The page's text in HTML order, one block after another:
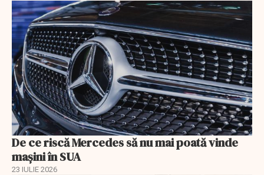
De ce riscă Mercedes să nu mai poată vinde
mașini în SUA
23 IULIE 2026